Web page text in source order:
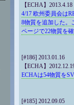
【ECHA】2013.4.18
4/17 欧州委員会は
8物質を追加した
ページで22物質を
[#186] 2013.01.16
【ECHA】
ECHAは54物質を
[#185] 2012.09.05